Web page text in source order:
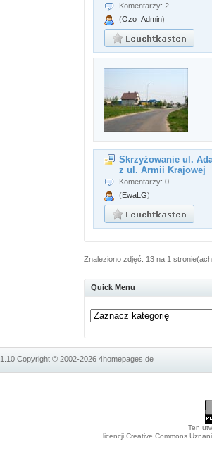
Komentarzy: 2
(Ozo_Admin)
Skrzyżowanie ul.
z ul. Armii Krajowej
Komentarzy: 0
(EwaLG)
Znaleziono zdjęć: 13 na 1
Quick Menu
1.10Copyright © 2002-20264homepages.de
Ten
licencji Creative Commons